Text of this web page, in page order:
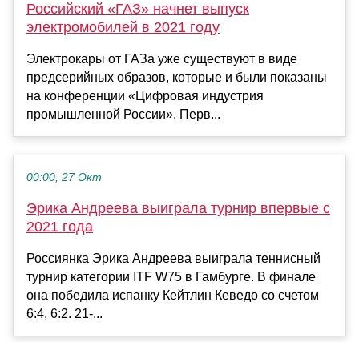
Российский «ГАЗ» начнет выпуск
электромобилей в 2021 году
Электрокары от ГАЗа уже существуют в виде
предсерийных образов, которые и были показаны
на конференции «Цифровая индустрия
промышленной России». Перв...
00:00, 27 Окт
Эрика Андреева выиграла турнир впервые с
2021 года
Россиянка Эрика Андреева выиграла теннисный
турнир категории ITF W75 в Гамбурге. В финале
она победила испанку Кейтлин Кеведо со счетом
6:4, 6:2. 21-...